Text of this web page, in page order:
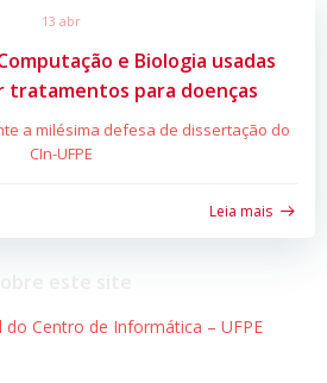
13 abr
e Biologia usadas
tratamentos para doenças
a milésima defesa de dissertação do
CIn-UFPE
Leia mais
Centro de Informática – UFPE